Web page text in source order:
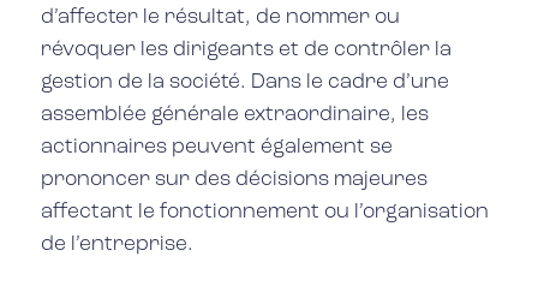
d’affecter le résultat, de nommer ou
révoquer les dirigeants et de contrôler la
gestion de la société. Dans le cadre d’une
assemblée générale extraordinaire, les
actionnaires peuvent également se
prononcer sur des décisions majeures
affectant le fonctionnement ou l’organisation
de l’entreprise.